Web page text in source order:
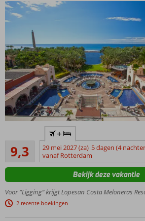
aan de zonzijde!
een
toplocatie!
"OM
van
3.500
m2
9,3Uitstekend
342
beoordelingen
+
29 mei 2027 (za) 5 dagen (4
vanaf Rotterdam
Voor “Ligging” krijgt Lopesan Costa Meloneras
2 recente boekingen
Bekijk deze vakantie